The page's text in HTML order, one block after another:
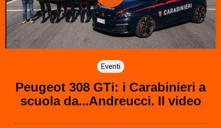
P
l
a
y
V
Eventi
Peugeot 308 GTi: i Carabinieri a
scuola da...Andreucci. Il video